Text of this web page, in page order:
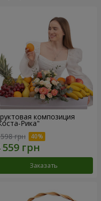
композиция
Рика"
грн
Заказать